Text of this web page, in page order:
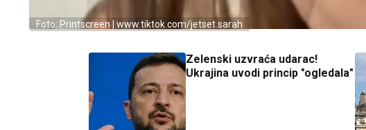
Foto: Printscreen | www.tiktok.com/jetset.sarah
Zelenski uzvraća udarac!
Ukrajina uvodi princip "ogledala"